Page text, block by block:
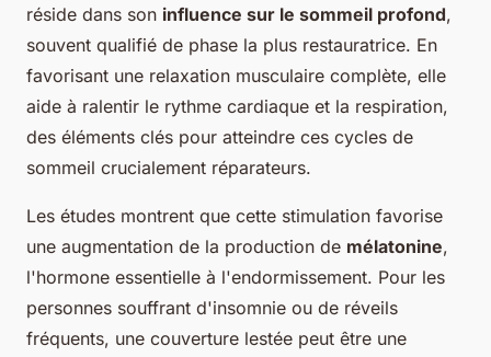
réside dans son influence sur le sommeil profond,
souvent qualifié de phase la plus restauratrice. En
favorisant une relaxation musculaire complète, elle
aide à ralentir le rythme cardiaque et la respiration,
des éléments clés pour atteindre ces cycles de
sommeil crucialement réparateurs.
Les études montrent que cette stimulation favorise
une augmentation de la production de mélatonine,
l'hormone essentielle à l'endormissement. Pour les
personnes souffrant d'insomnie ou de réveils
fréquents, une couverture lestée peut être une